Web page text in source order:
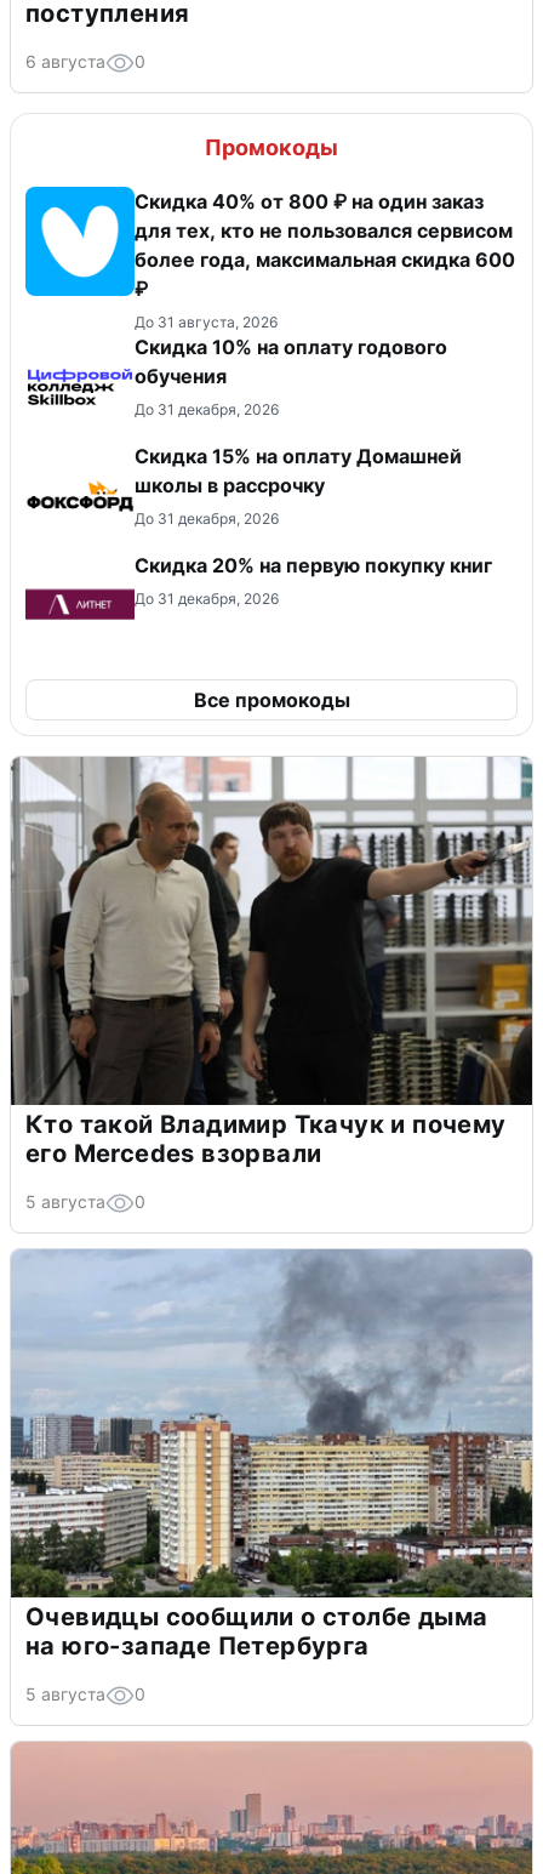
поступления
6 августа 0
Промокоды
Скидка 40% от 800 ₽ на один заказ
для тех, кто не пользовался сервисом
более года, максимальная скидка 600
₽
До 31 августа, 2026
Скидка 10% на оплату годового
обучения
До 31 декабря, 2026
Скидка 15% на оплату Домашней
школы в рассрочку
До 31 декабря, 2026
Скидка 20% на первую покупку книг
До 31 декабря, 2026
Все промокоды
Кто такой Владимир Ткачук и почему
его Mercedes взорвали
5 августа 0
Очевидцы сообщили о столбе дыма
на юго-западе Петербурга
5 августа 0